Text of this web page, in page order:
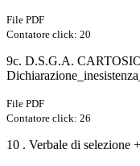
File PDF
Contatore click: 20
9c. D.S.G.A.
File PDF
Contatore click: 26
10 . Verbale di selezione